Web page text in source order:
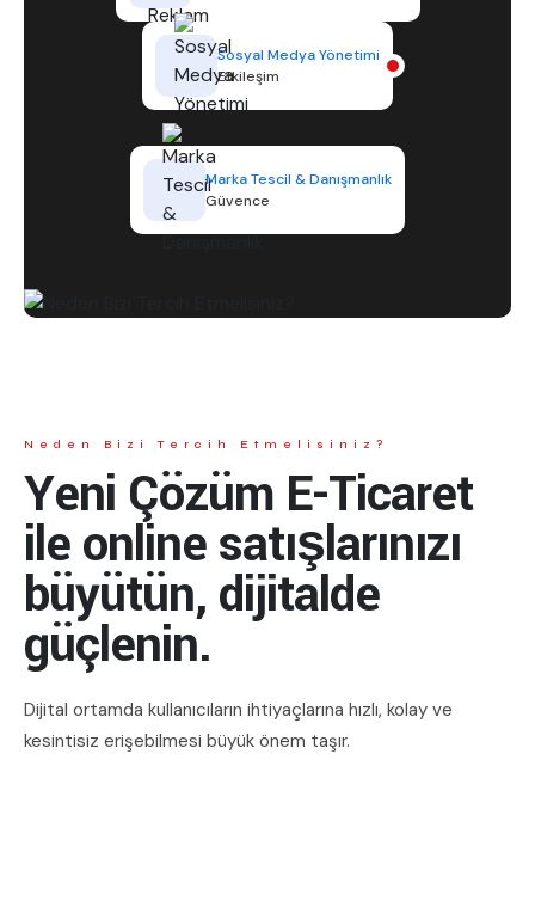
Sosyal Medya Yönetimi
Etkileşim
Marka Tescil & Danışmanlık
Güvence
Neden Bizi Tercih Etmelisiniz?
Yeni Çözüm E-Ticaret
ile online satışlarınızı
büyütün, dijitalde
güçlenin.
Dijital ortamda kullanıcıların ihtiyaçlarına hızlı, kolay ve
kesintisiz erişebilmesi büyük önem taşır.